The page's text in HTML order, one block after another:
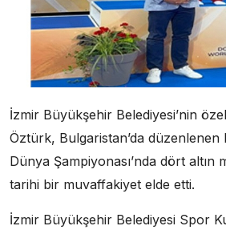
İzmir Büyükşehir Belediyesi’nin
Öztürk, Bulgaristan’da
Dünya Şampiyonası’nda dört altın
tarihi bir muvaffakiyet elde etti.
İzmir Büyükşehir Belediyesi Spor